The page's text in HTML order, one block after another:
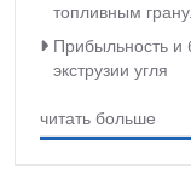
топливным
Прибыльность
экструзии угля
читать больше